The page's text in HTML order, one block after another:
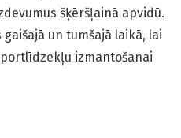
šķēršļainā apvidū.
un tumšajā laikā, lai
izmantošanai